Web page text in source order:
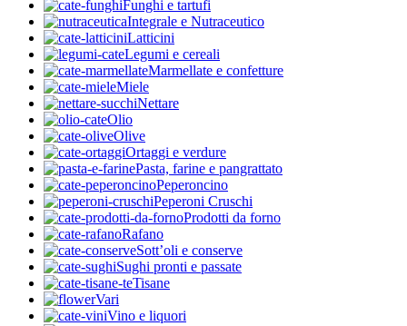
Funghi e tartufi
Integrale e Nutraceutico
Latticini
Legumi e cereali
Marmellate e confetture
Miele
Nettare
Olio
Olive
Ortaggi e verdure
Pasta, farine e pangrattato
Peperoncino
Peperoni Cruschi
Prodotti da forno
Rafano
Sott’oli e conserve
Sughi pronti e passate
Tisane
Vari
Vino e liquori